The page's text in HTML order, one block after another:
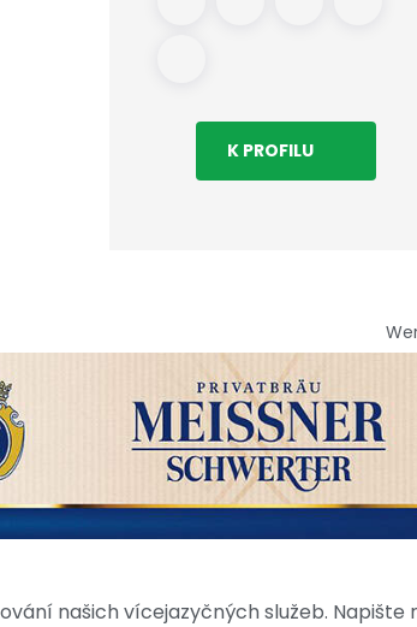
K PROFILU
našich vícejazyčných služeb. Napište